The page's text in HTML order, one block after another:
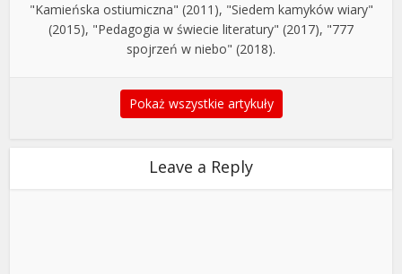
"Kamieńska ostiumiczna" (2011), "Siedem kamyków wiary"
(2015), "Pedagogia w świecie literatury" (2017), "777
spojrzeń w niebo" (2018).
Pokaż wszystkie artykuły
Leave a Reply